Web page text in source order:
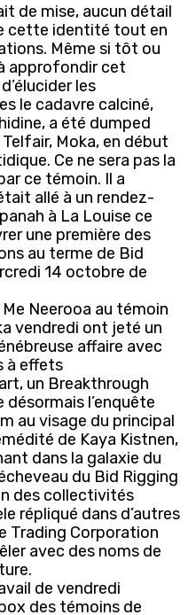
de mise, aucun détail
cette identité tout en
Même si tôt ou
approfondir cet
les
le cadavre calciné,
a été dumped
Moka, en début
Ce ne sera pas la
ce témoin. Il a
allé à un rendez-
à La Louise ce
une première des
au terme de Bid
14 octobre de
Neerooa au témoin
vendredi ont jeté un
affaire avec
à effets
un Breakthrough
l’enquête
au visage du principal
de Kaya Kistnen,
dans la galaxie du
du Bid Rigging
des collectivités
répliqué dans d’autres
Trading Corporation
avec des noms de
de vendredi
des témoins de